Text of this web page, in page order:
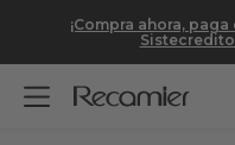
¡Compra ahora,
Sistecredito